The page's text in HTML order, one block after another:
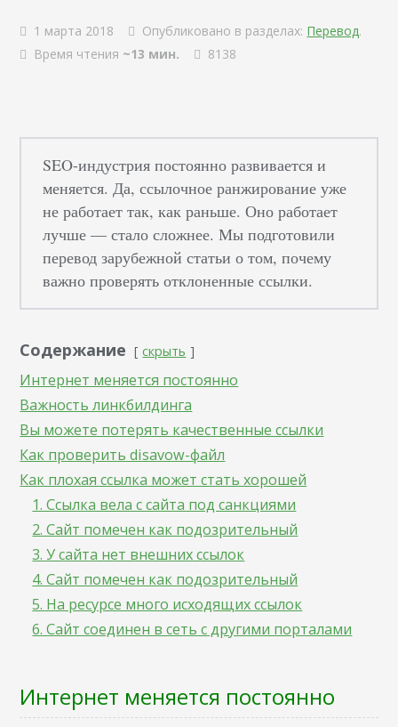
1 марта 2018 Опубликовано в разделах: Перевод.
Время чтения ~13 мин. 8138
SEO-индустрия постоянно развивается и
меняется. Да, ссылочное ранжирование уже
не работает так, как раньше. Оно работает
лучше — стало сложнее. Мы подготовили
перевод зарубежной статьи о том, почему
важно проверять отклоненные ссылки.
Содержание скрыть
Интернет меняется постоянно
Важность линкбилдинга
Вы можете потерять качественные ссылки
Как проверить disavow-файл
Как плохая ссылка может стать хорошей
1. Ссылка вела с сайта под санкциями
2. Сайт помечен как подозрительный
3. У сайта нет внешних ссылок
4. Сайт помечен как подозрительный
5. На ресурсе много исходящих ссылок
6. Сайт соединен в сеть с другими порталами
Интернет меняется постоянно